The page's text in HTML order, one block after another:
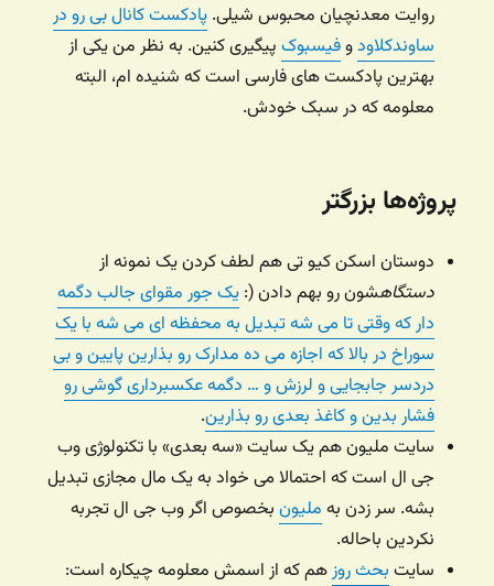
روایت معدنچیان محبوس شیلی.پادکست کانال بی رو در
ساوندکلاودوفیسبوک پیگیری کنین. به نظر من یکی از
بهترین پادکست های فارسی است که شنیده ام، البته
معلومه که در سبک خودش.
پروژه‌ها بزرگتر
دوستان اسکن کیو تی هم لطف کردن یک نمونه از
دستگاهشون رو بهم دادن (:یک جور مقوای جالب دگمه
دار که وقتی تا می شه تبدیل به محفظه ای می شه با یک
سوراخ در بالا که اجازه می ده مدارک رو بذارین پایین و بی
دردسر جابجایی و لرزش و … دگمه عکسبرداری گوشی رو
فشار بدین و کاغذ بعدی رو بذارین.
سایت ملیون هم یک سایت «سه بعدی» با تکنولوژی وب
جی ال است که احتمالا می خواد به یک مال مجازی تبدیل
بشه. سر زدن به ملیون بخصوص اگر وب جی ال تجربه
نکردین باحاله.
سایت بحث روزهم که از اسمش معلومه چیکاره است: